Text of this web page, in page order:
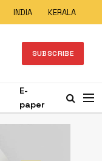
INDIA KERALA
SUBSCRIBE
E-
paper